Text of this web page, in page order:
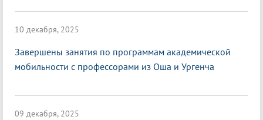
10 декабря, 2025
Завершены занятия по программам академической
мобильности с профессорами из Оша и Ургенча
09 декабря, 2025